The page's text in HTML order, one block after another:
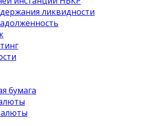
ликвидности
бумага